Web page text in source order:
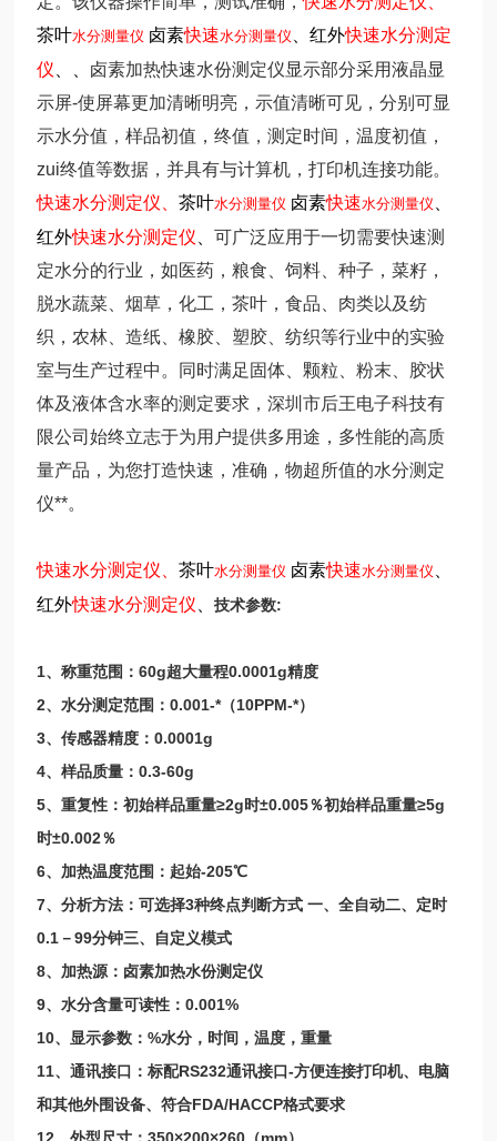
茶叶水分测量仪 卤素快速水分测量仪 、红外快速水分测定
仪
卤素加热快速水份测定仪显示部分采用液晶显
示屏-使屏幕更加清晰明亮，示值清晰可见，分别可显
示水分值，样品初值，终值，测定时间，温度初值，
zui终值等数据，并具有与计算机，打印机连接功能。
快速水分测定仪、茶叶水分测量仪 卤素快速水分测量仪
红外快速水分测定仪 、可广泛应用于一切需要快速测
定水分的行业，如医药，粮食、饲料、种子，菜籽，
脱水蔬菜、烟草，化工，茶叶，食品、肉类以及纺
织，农林、造纸、橡胶、塑胶、纺织等行业中的实验
室与生产过程中。同时满足固体、颗粒、粉末、胶状
体及液体含水率的测定要求，深圳市后王电子科技有
限公司始终立志于为用户提供多用途，多性能的高质
量产品，为您打造快速，准确，物超所值的水分测定
仪**。
快速水分测定仪、茶叶水分测量仪 卤素快速水分测量仪
红外快速水分测定仪 、技术参数:
1、称重范围：60g超大量程0.0001g精度
2、水分测定范围：0.001-*（10PPM-*）
3、传感器精度：0.0001g
4、样品质量：0.3-60g
5、重复性：初始样品重量≥2g时±0.005％初始样品重量≥5g
时±0.002％
6、加热温度范围：起始-205℃
7、分析方法：可选择3种终点判断方式 一、全自动二、定时
0.1－99分钟三、自定义模式
8、加热源：卤素加热水份测定仪
9、水分含量可读性：0.001%
10、显示参数：%水分，时间，温度，重量
11、通讯接口：标配RS232通讯接口-方便连接打印机、电脑
和其他外围设备、符合FDA/HACCP格式要求
12、外型尺寸：350×200×260（mm）